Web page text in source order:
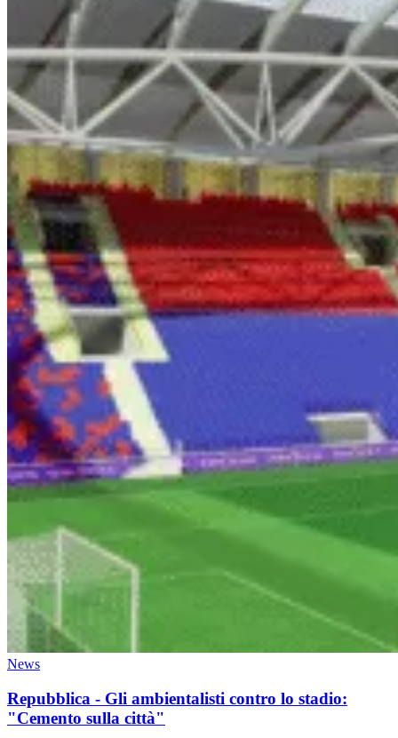
News
Repubblica - Gli ambientalisti contro lo stadio:
"Cemento sulla città"